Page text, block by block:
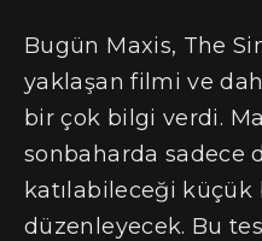
Bugün Maxis, The
yaklaşan filmi ve
bir çok bilgi verdi.
sonbaharda sadece
katılabileceği küçük
düzenleyecek. Bu